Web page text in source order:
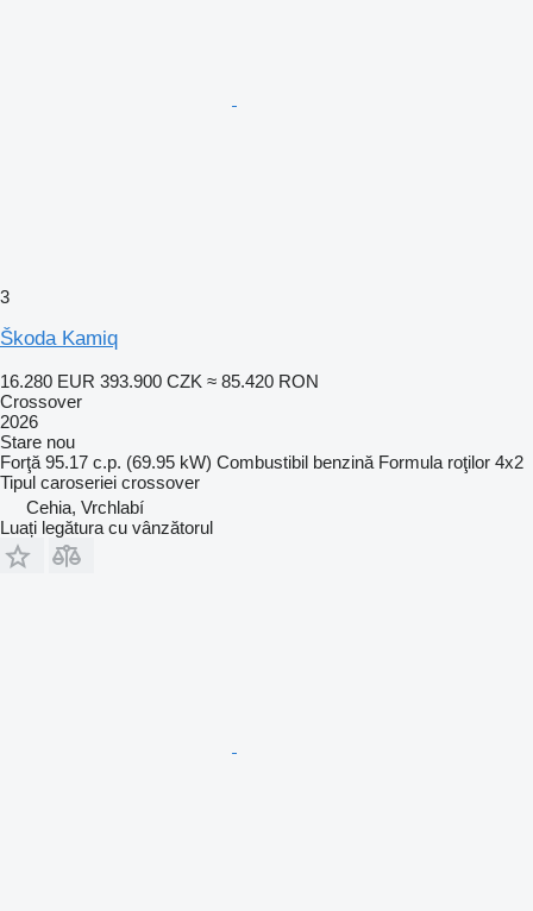
3
Škoda Kamiq
16.280 EUR 393.900 CZK ≈ 85.420 RON
Crossover
2026
Stare nou
Forţă 95.17 c.p. (69.95 kW) Combustibil benzină Formula roţilor 4x2
Tipul caroseriei crossover
Cehia, Vrchlabí
Luați legătura cu vânzătorul